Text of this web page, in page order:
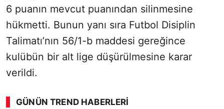
6 puanın mevcut puanından silinmesine
hükmetti. Bunun yanı sıra Futbol Disiplin
Talimatı’nın 56/1-b maddesi gereğince
kulübün bir alt lige düşürülmesine karar
verildi.
GÜNÜN TREND HABERLERI